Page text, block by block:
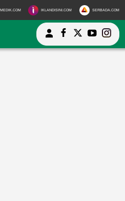
IKLANDISINI.COM SERBADA.COM